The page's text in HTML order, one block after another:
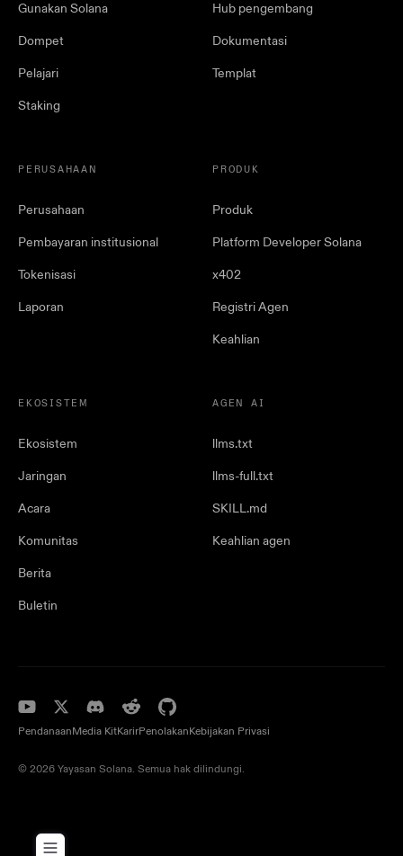
Gunakan Solana
Dompet
Pelajari
Staking
Hub pengembang
Dokumentasi
Templat
PERUSAHAAN
Perusahaan
Pembayaran institusional
Tokenisasi
Laporan
PRODUK
Produk
Platform Developer Solana
x402
Registri Agen
Keahlian
EKOSISTEM
Ekosistem
Jaringan
Acara
Komunitas
Berita
Buletin
AGEN AI
llms.txt
llms-full.txt
SKILL.md
Keahlian agen
PendanaanMedia KitKarirPenolakanKebijakan Privasi
© 2026 Yayasan Solana. Semua hak dilindungi.